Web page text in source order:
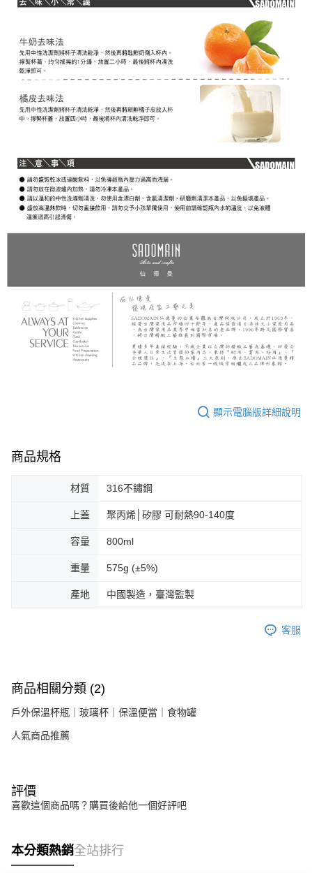
顯示電腦版詳細說明
商品規格
材質 316不鏽鋼
上蓋 聚丙烯│矽膠 可耐熱90-140度
容量 800ml
重量 575g (±5%)
產地 中國製造，臺灣監製
客服
商品相關分類 (2)
戶外保溫杯瓶｜玻璃杯｜保溫便當｜食物罐
人氣商品推薦
評價
喜歡這個商品嗎？購買後給他一個好評吧
本分類熱銷全站排行